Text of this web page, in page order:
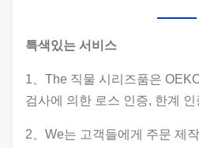
특색있는 서비스
1、The 직물 시리즈품은
검사에 의한 로스 인증, 한계
2、We는 고객들에게 주문 제